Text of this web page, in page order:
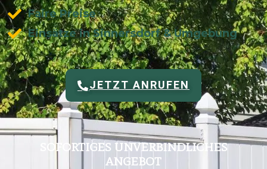
Faire Preise
Einsätze in Sinnersdorf & Umgebung
JETZT ANRUFEN
SOFORTIGES UNVERBINDLICHES
ANGEBOT